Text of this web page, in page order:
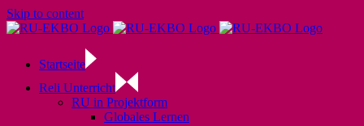
Skip to content
Startseite
Reli Unterricht
RU in Projektform
Globales Lernen